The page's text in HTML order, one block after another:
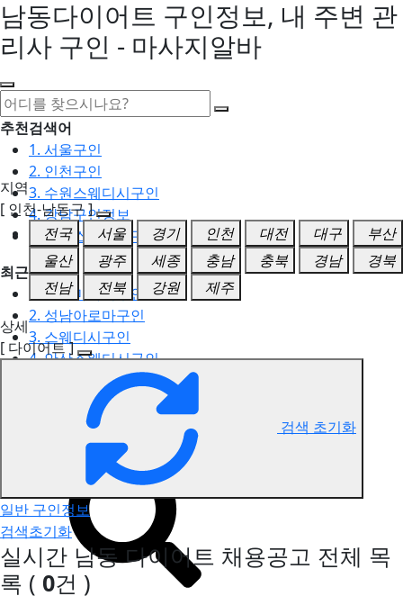
남동다이어트 구인정보, 내 주변 관
리사 구인 - 마사지알바
추천검색어
1. 서울구인
2. 인천구인
3. 수원스웨디시구인
4. 강남구인정보
5. 동탄스웨디시구인
최근검색어
1. 일산마사지구인
2. 성남아로마구인
3. 스웨디시구인
4. 안산스웨디시구인
5. 아로마구인
남동 다이어트 구인정보
지역
[ 인천-남동구 ]
전국
서울 경기 인천 대전 대구
부산
울산
광주 세종 충남 충북 경남
경북
전남
전북 강원
제주
상세
[ 다이어트 ]
검색 초기화
일반 구인정보
검색초기화
실시간 남동 다이어트 채용공고 전체 목
록 ( 0건 )